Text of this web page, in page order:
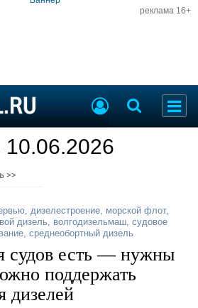
реклама 16+
Торговая площадка
Доска объявлений
>>
, дизелестроение, морской флот,
дизель, волгодизельмаш, судовое
, среднеобортный дизель
судов есть — нужны
поддержать
дизелей